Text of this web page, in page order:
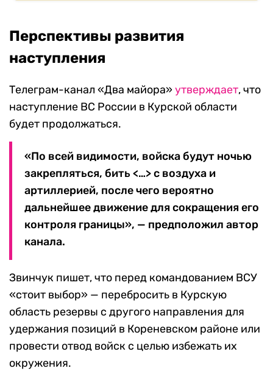
Перспективы развития
наступления
Телеграм-канал «Два майора»утверждает, что
наступление ВС России в Курской области
будет продолжаться.
«По всей видимости, войска будут ночью
закрепляться, бить <…> с воздуха и
артиллерией, после чего вероятно
дальнейшее движение для сокращения его
контроля границы», — предположил автор
канала.
Звинчук пишет, что перед командованием ВСУ
«стоит выбор» — перебросить в Курскую
область резервы с другого направления для
удержания позиций в Кореневском районе или
провести отвод войск с целью избежать их
окружения.